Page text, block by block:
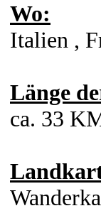
Wo:
Italien ,
Länge
ca. 33